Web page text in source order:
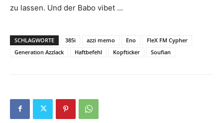
zu lassen. Und der Babo vibet …
SCHLAGWORTE 385i azzi memo Eno
FleX FM Cypher
Generation Azzlack
Haftbefehl Kopfticker Soufian